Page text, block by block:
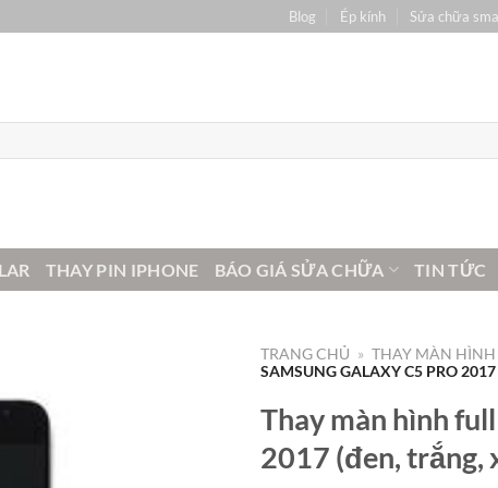
Blog Ép kính Sửa chữa
THAY PIN IPHONE BÁO GIÁ SỬA CHỮA TIN TỨC
TRANG CHỦ » THAY MÀN
SAMSUNG GALAXY C5 PRO
Thay màn hình
2017 (đen, trắng,